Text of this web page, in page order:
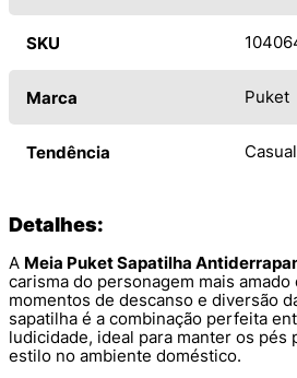
SKU
Marca Puket
Tendência Casual
Detalhes:
A Meia Puket Sapatilha
carisma do personagem mais amado
momentos de descanso e diversão
sapatilha é a combinação perfeita
ludicidade, ideal para manter os pés
estilo no ambiente doméstico.